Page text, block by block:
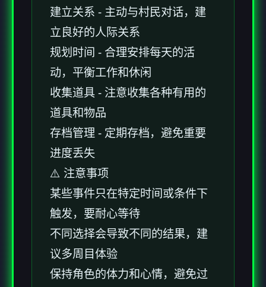
建立关系 - 主动与村民对话，建
立良好的人际关系
规划时间 - 合理安排每天的活
动，平衡工作和休闲
收集道具 - 注意收集各种有用的
道具和物品
存档管理 - 定期存档，避免重要
进度丢失
⚠️ 注意事项
某些事件只在特定时间或条件下
触发，要耐心等待
不同选择会导致不同的结果，建
议多周目体验
保持角色的体力和心情，避免过